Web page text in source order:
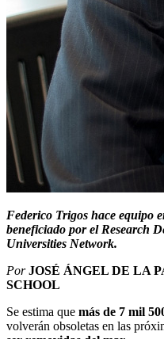
Federico Trigos hace equipo
beneficiado por el Research
Universities Network.
PorJOSÉ ÁNGEL DE LA
SCHOOL
Se estima que más de 7 mil
volverán obsoletas en las